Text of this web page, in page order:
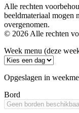
Alle rechten
beeldmateriaal mogen
overgenomen.
© 2026 Alle rechten
Week menu (deze
Opgeslagen in
Bord